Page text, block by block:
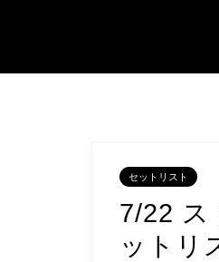
セットリスト
7/22 ス
ットリ